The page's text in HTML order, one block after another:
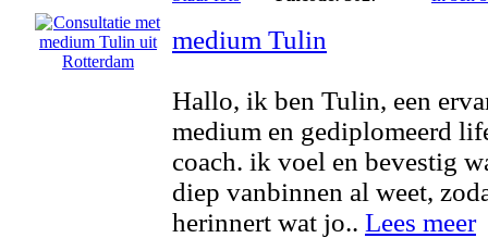
medium Tulin
Hallo, ik ben Tulin, een
medium en gediplomeerd
coach. ik voel en bevestig
diep vanbinnen al weet,
herinnert wat jo.. Lees meer